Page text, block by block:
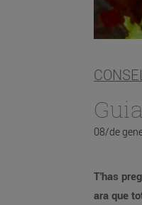
08/de
T'has
ara que